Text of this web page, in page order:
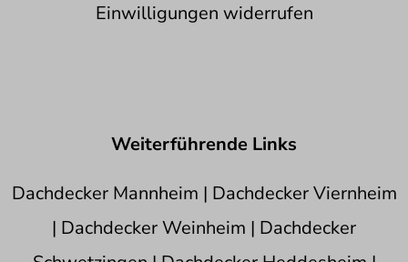
Einwilligungen widerrufen
Weiterführende Links
Dachdecker Mannheim | Dachdecker Viernheim
| Dachdecker Weinheim | Dachdecker